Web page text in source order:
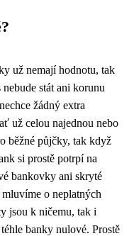
už nemají hodnotu, tak
stát ani korunu
žádný extra
už celou najednou nebo
běžné půjčky, tak když
si prostě potrpí na
bankovky ani skryté
o neplatných
jsou k ničemu, tak i
banky nulové. Prostě